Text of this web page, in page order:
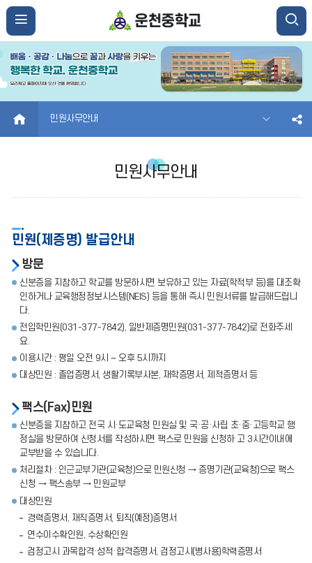
HOME 민원사무안내
민원사무안내
민원(제증명) 발급안내
방문
신분증을 지참하고 학교를 방문하시면 보유하고 있는 자료(학적부 등)를 대조확
인하거나 교육행정정보시스템(NEIS) 등을 통해 즉시 민원서류를 발급해드립니
다.
전입학민원(031-377-7842), 일반제증명민원(031-377-7842)로 전화주세
요.
이용시간 : 평일 오전 9시 ~ 오후 5시까지
대상민원 : 졸업증명서, 생활기록부사본, 재학증명서, 제적증명서 등
팩스(Fax)민원
신분증을 지참하고 전국 시·도교육청 민원실 및 국·공·사립 초·중·고등학교 행
정실을 방문하여 신청서를 작성하시면 팩스로 민원을 신청하 고 3시간이내에
교부받을 수 있습니다.
처리절차 : 인근교부기관(교육청)으로 민원신청 → 증명기관(교육청)으로 팩스
신청 → 팩스송부 → 민원교부
대상민원
경력증명서, 재직증명서, 퇴직(예정)증명서
연수이수확인원, 수상확인원
검정고시 과목합격·성적·합격증명서, 검정고시(병사용)학력증명서